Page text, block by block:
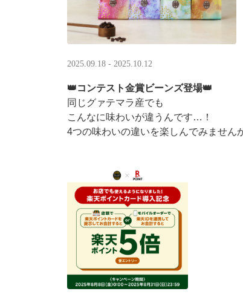
2025.09.18 - 2025.10.12
👑コンテスト金賞ビーンズ登場👑
同じグァテマラ産でも
こんなに味わいが違うんです…！
4つの味わいの違いを楽しんでみません
グァテマラコーヒー体験イベントも実施